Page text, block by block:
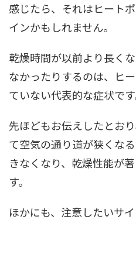
感じたら、それはヒート
インかもしれません。
乾燥時間が以前より長く
なかったりするのは、ヒ
ていない代表的な症状です
先ほどもお伝えしたとお
て空気の通り道が狭くな
きなくなり、乾燥性能が
す。
ほかにも、注意したいサ